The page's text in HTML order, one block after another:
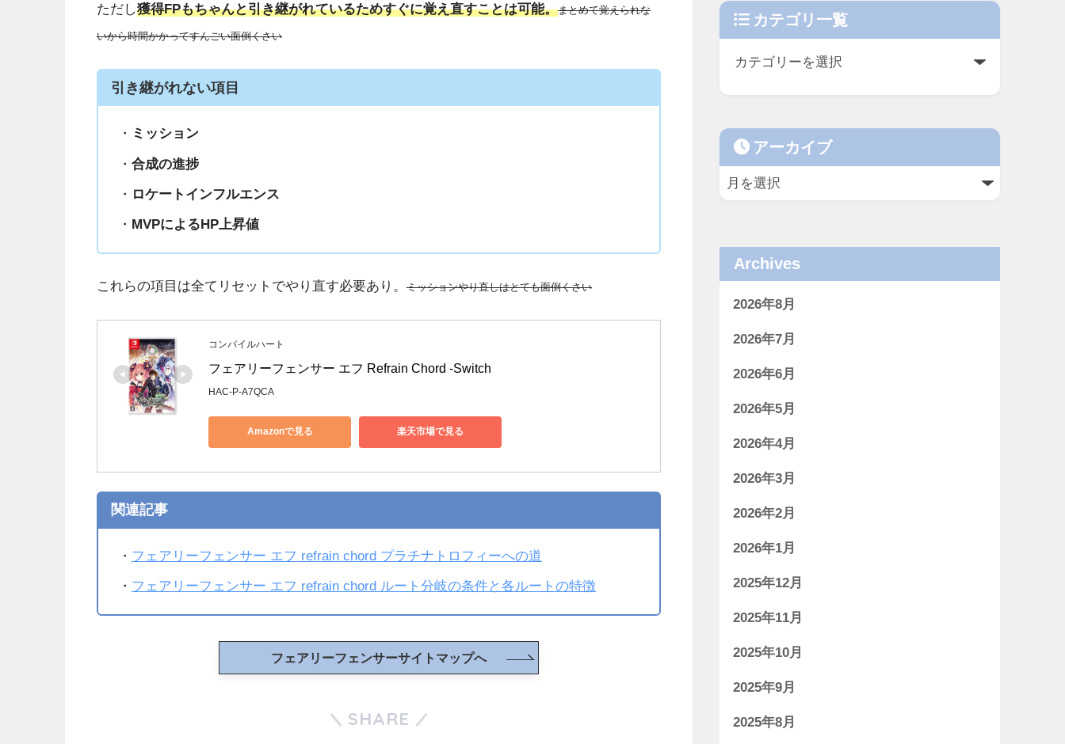
ただし獲得FPもちゃんと引き継がれているためすぐに覚え直すことは可能。まとめて覚えられな
いから時間かかってすんごい面倒くさい
引き継がれない項目
・ ミッション
・ 合成の進捗
・ ロケートインフルエンス
・ MVPによるHP上昇値
これらの項目は全てリセットでやり直す必要あり。 ミッションやり直しはとても面倒くさい
コンパイルハート
フェアリーフェンサー エフ Refrain Chord -Switch
HAC-P-A7QCA
Amazonで見る 楽天市場で見る
関連記事
・ フェアリーフェンサー エフ refrain chord プラチナトロフィーへの道
・ フェアリーフェンサー エフ refrain chord ルート分岐の条件と各ルートの特徴
フェアリーフェンサーサイトマップへ
SHARE
カテゴリ一覧
アーカイブ
Archives
2026年8月
2026年7月
2026年6月
2026年5月
2026年4月
2026年3月
2026年2月
2026年1月
2025年12月
2025年11月
2025年10月
2025年9月
2025年8月